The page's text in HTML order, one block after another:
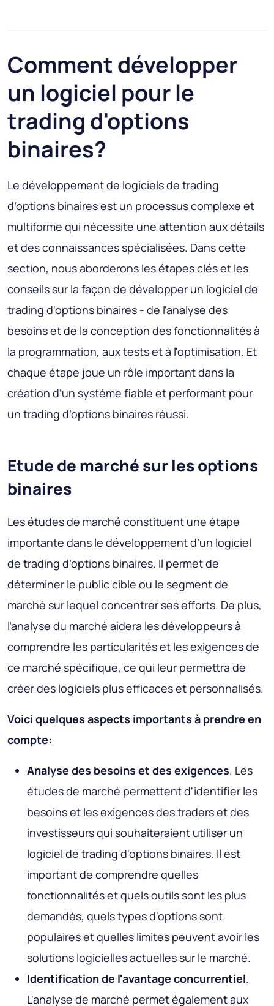
Comment développer
un logiciel pour le
trading d'options
binaires?
Le développement de logiciels de trading
d’options binaires est un processus complexe et
multiforme qui nécessite une attention aux détails
et des connaissances spécialisées. Dans cette
section, nous aborderons les étapes clés et les
conseils sur la façon de développer un logiciel de
trading d'options binaires - de l'analyse des
besoins et de la conception des fonctionnalités à
la programmation, aux tests et à l'optimisation. Et
chaque étape joue un rôle important dans la
création d’un système fiable et performant pour
un trading d’options binaires réussi.
Etude de marché sur les options
binaires
Les études de marché constituent une étape
importante dans le développement d’un logiciel
de trading d’options binaires. Il permet de
déterminer le public cible ou le segment de
marché sur lequel concentrer ses efforts. De plus,
l’analyse du marché aidera les développeurs à
comprendre les particularités et les exigences de
ce marché spécifique, ce qui leur permettra de
créer des logiciels plus efficaces et personnalisés.
Voici quelques aspects importants à prendre en
compte:
Analyse des besoins et des exigences. Les
études de marché permettent d'identifier les
besoins et les exigences des traders et des
investisseurs qui souhaiteraient utiliser un
logiciel de trading d'options binaires. Il est
important de comprendre quelles
fonctionnalités et quels outils sont les plus
demandés, quels types d'options sont
populaires et quelles limites peuvent avoir les
solutions logicielles actuelles sur le marché.
Identification de l'avantage concurrentiel.
L'analyse de marché permet également aux